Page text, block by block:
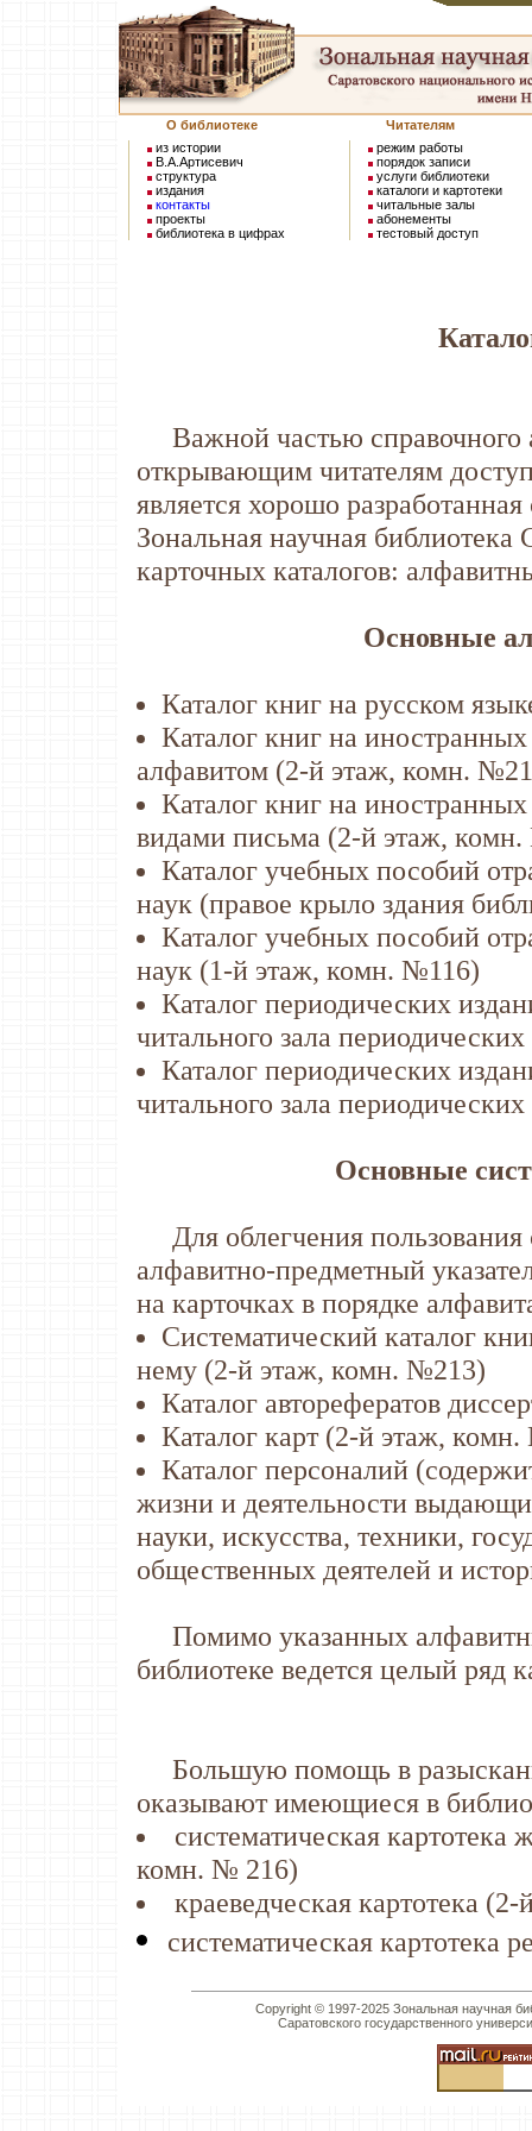
О библиотеке
Читателям
из истории
В.А.Артисевич
структура
издания
контакты
проекты
библиотека в цифрах
режим работы
порядок записи
услуги библиотеки
каталоги и картотеки
читальные залы
абонементы
тестовый доступ
Важной частью справочного
открывающим читателям
является хорошо
Зональная научная
карточных каталогов:
Основные
Каталог книг на русском
Каталог книг на
алфавитом (2-й этаж, комн.
Каталог книг на
видами письма (2-й этаж,
Каталог учебных пособий
наук (правое крыло здания
Каталог учебных пособий
наук (1-й этаж, комн. №116)
Каталог периодических
читального зала
Каталог периодических
читального зала
Основные
Для облегчения пользования
алфавитно-предметный
на карточках в порядке
Систематический каталог
нему (2-й этаж, комн. №213)
Каталог авторефератов
Каталог карт (2-й этаж,
Каталог персоналий
жизни и деятельности
науки, искусства, техники,
общественных деятелей и
Помимо указанных
библиотеке ведется целый ряд
Большую помощь в
оказывают имеющиеся в
систематическая
комн. № 216)
краеведческая картотека
систематическая
Copyright © 1997-2025 Зональная научная
Саратовского государственного